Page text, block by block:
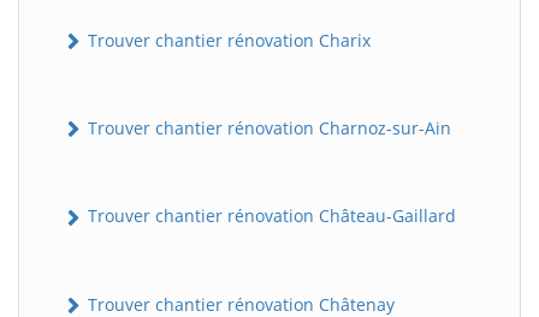
Trouver chantier rénovation Charix
Trouver chantier rénovation Charnoz-sur-Ain
Trouver chantier rénovation Château-Gaillard
Trouver chantier rénovation Châtenay